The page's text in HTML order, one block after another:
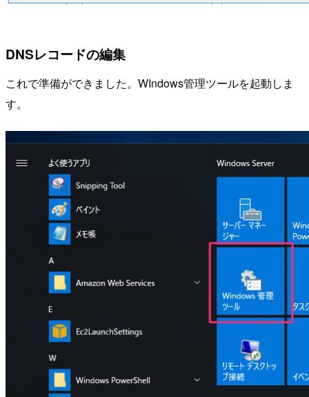
DNSレコードの編集
これで準備ができました。WIndows管理ツールを起動しま
す。